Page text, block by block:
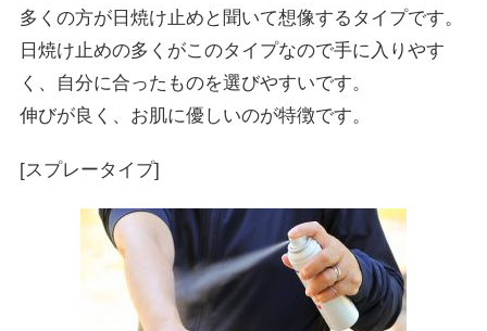
多くの方が日焼け止めと聞いて想像するタイプです。
日焼け止めの多くがこのタイプなので手に入りやす
く、自分に合ったものを選びやすいです。
伸びが良く、お肌に優しいのが特徴です。
[スプレータイプ]